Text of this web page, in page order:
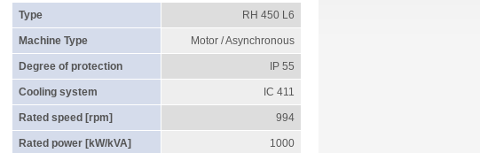
Type RH 450 L6
Machine Type Motor / Asynchronous
Degree of protection IP 55
Cooling system IC 411
Rated speed [rpm] 994
Rated power [kW/kVA] 1000